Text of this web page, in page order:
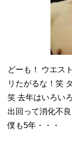
どーも！ ウエス
リたがるな！笑
笑 去年はいろい
出回って消化不
僕も5年・・・